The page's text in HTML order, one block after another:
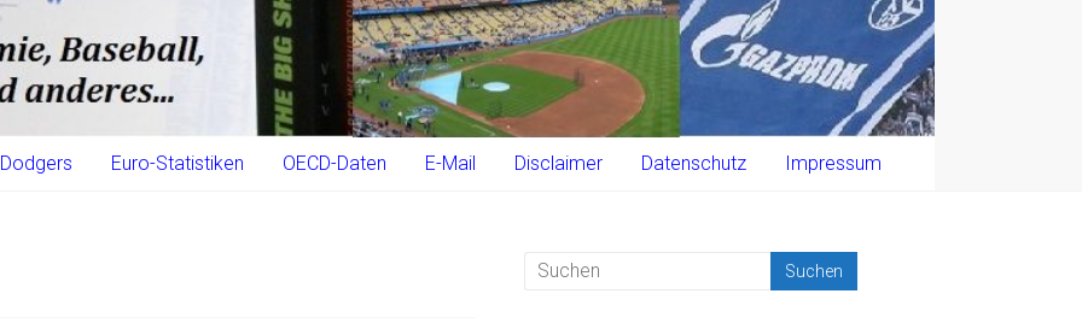
Dodgers Euro-Statistiken OECD-Daten E-Mail Disclaimer Datenschutz Impressum